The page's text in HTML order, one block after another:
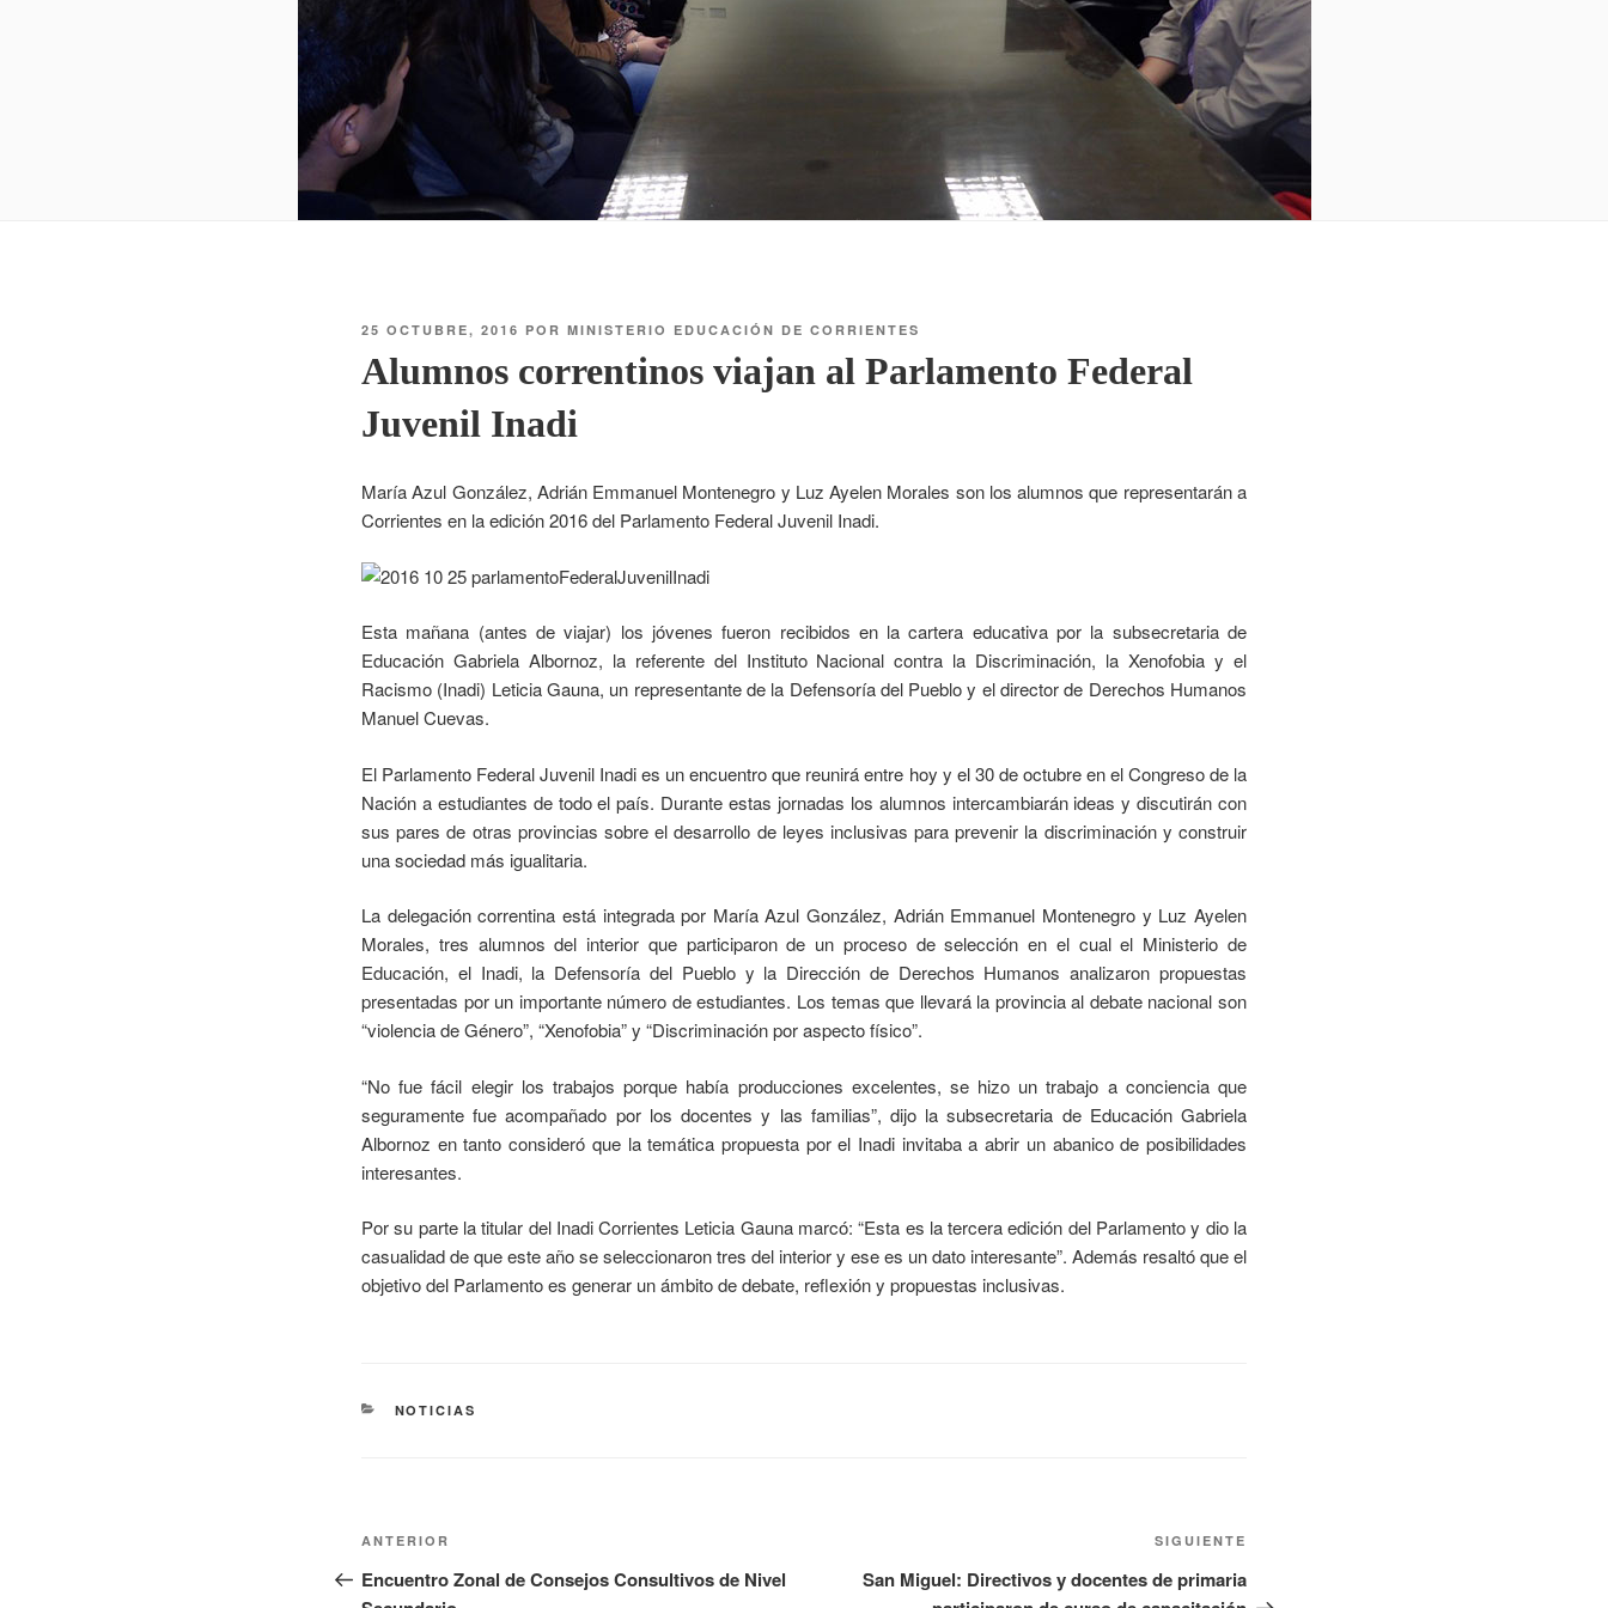
25 OCTUBRE, 2016 POR MINISTERIO EDUCACIÓN DE CORRIENTES
Alumnos correntinos viajan al Parlamento Federal
Juvenil Inadi
María Azul González, Adrián Emmanuel Montenegro y Luz Ayelen Morales son los alumnos que representarán a
Corrientes en la edición 2016 del Parlamento Federal Juvenil Inadi.
Esta mañana (antes de viajar) los jóvenes fueron recibidos en la cartera educativa por la subsecretaria de
Educación Gabriela Albornoz, la referente del Instituto Nacional contra la Discriminación, la Xenofobia y el
Racismo (Inadi) Leticia Gauna, un representante de la Defensoría del Pueblo y el director de Derechos Humanos
Manuel Cuevas.
El Parlamento Federal Juvenil Inadi es un encuentro que reunirá entre hoy y el 30 de octubre en el Congreso de la
Nación a estudiantes de todo el país. Durante estas jornadas los alumnos intercambiarán ideas y discutirán con
sus pares de otras provincias sobre el desarrollo de leyes inclusivas para prevenir la discriminación y construir
una sociedad más igualitaria.
La delegación correntina está integrada por María Azul González, Adrián Emmanuel Montenegro y Luz Ayelen
Morales, tres alumnos del interior que participaron de un proceso de selección en el cual el Ministerio de
Educación, el Inadi, la Defensoría del Pueblo y la Dirección de Derechos Humanos analizaron propuestas
presentadas por un importante número de estudiantes. Los temas que llevará la provincia al debate nacional son
“violencia de Género”, “Xenofobia” y “Discriminación por aspecto físico”.
“No fue fácil elegir los trabajos porque había producciones excelentes, se hizo un trabajo a conciencia que
seguramente fue acompañado por los docentes y las familias”, dijo la subsecretaria de Educación Gabriela
Albornoz en tanto consideró que la temática propuesta por el Inadi invitaba a abrir un abanico de posibilidades
interesantes.
Por su parte la titular del Inadi Corrientes Leticia Gauna marcó: “Esta es la tercera edición del Parlamento y dio la
casualidad de que este año se seleccionaron tres del interior y ese es un dato interesante”. Además resaltó que el
objetivo del Parlamento es generar un ámbito de debate, reflexión y propuestas inclusivas.
NOTICIAS
ANTERIOR
Encuentro Zonal de Consejos Consultivos de Nivel
SIGUIENTE
San Miguel: Directivos y docentes de primaria